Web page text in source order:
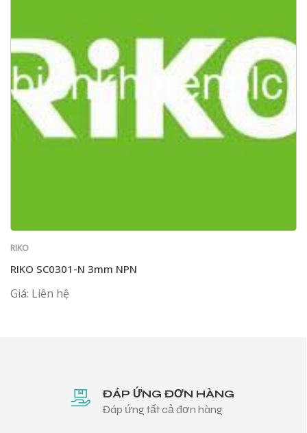
RIKO
RIKO SC0301-N 3mm NPN
Giá: Liên hệ
ĐÁP ỨNG ĐƠN HÀNG
Đáp ứng tất cả đơn hàng